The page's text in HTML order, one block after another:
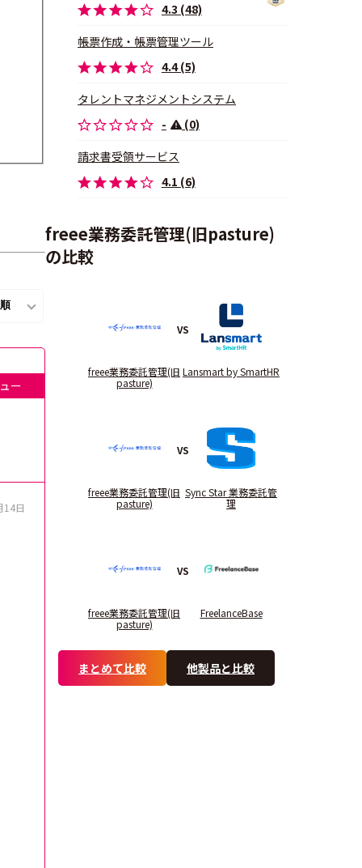
ー
14日
4.3 (48)
帳票作成・帳票管理ツール
4.4 (5)
タレントマネジメントシステム
-
(0)
請求書受領サービス
4.1 (6)
freee業務委託管理(旧pasture)
の比較
freee業務委託管理(旧
pasture)
VS
Lansmart by SmartHR
freee業務委託管理(旧
pasture)
VS
Sync Star 業務委託管
理
freee業務委託管理(旧
pasture)
VS
FreelanceBase
まとめて比較 他製品と比較